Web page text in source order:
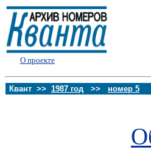
О проекте
Квант >> 1987 год >> номер 5